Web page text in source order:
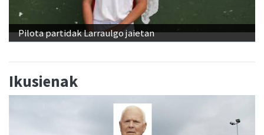
Pilota partidak Larraulgo jaietan